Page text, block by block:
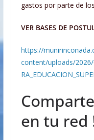
gastos por parte de
VER BASES DE
https://
content/uploads/2026/
en tu red